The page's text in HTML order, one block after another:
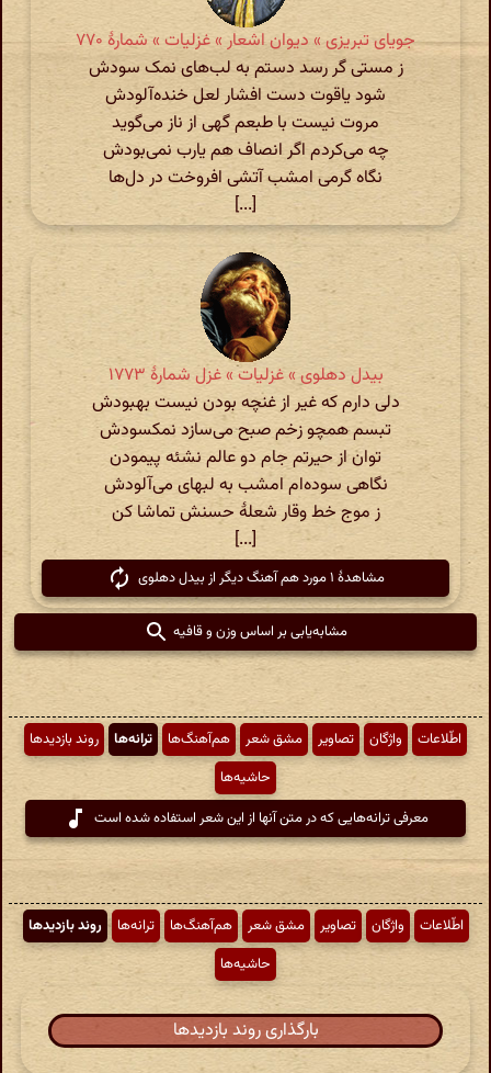
جویای تبریزی » دیوان اشعار » غزلیات » شمارهٔ ۷۷۰
ز مستی گر رسد دستم به لب‌های نمک سودش
شود یاقوت دست افشار لعل خنده‌آلودش
مروت نیست با طبعم گهی از ناز می‌گوید
چه می‌کردم اگر انصاف هم یارب نمی‌بودش
نگاه گرمی امشب آتشی افروخت در دل‌ها
[...]
بیدل دهلوی » غزلیات » غزل شمارهٔ ۱۷۷۳
دلی دارم که غیر از غنچه بودن نیست بهبودش
تبسم همچو زخم صبح می‌سازد نمکسودش
توان از حیرتم جام دو عالم نشئه پیمودن
نگاهی سوده‌ام امشب به لبهای می‌آلودش
ز موج خط‌ وقار شعلهٔ حسنش تماشا کن
[...]
مشاهدهٔ ۱ مورد هم آهنگ دیگر از بیدل دهلوی
مشابه‌یابی بر اساس وزن و قافیه
اطّلاعات واژگان تصاویر مشق شعر هم‌آهنگ‌ها ترانه‌ها
روند بازدیدها
حاشیه‌ها
معرفی ترانه‌هایی که در متن آنها از این شعر استفاده شده است
اطّلاعات واژگان تصاویر مشق شعر هم‌آهنگ‌ها ترانه‌ها
روند بازدیدها
حاشیه‌ها
بارگذاری روند بازدیدها